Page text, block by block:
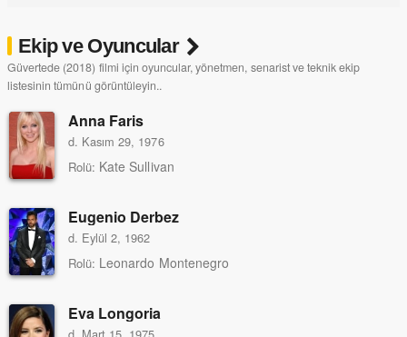
Ekip ve Oyuncular
Güvertede (2018) filmi için oyuncular, yönetmen, senarist ve teknik ekip
listesinin tümünü görüntüleyin..
Anna Faris
d. Kasım 29, 1976
Rolü: Kate Sullivan
Eugenio Derbez
d. Eylül 2, 1962
Rolü: Leonardo Montenegro
Eva Longoria